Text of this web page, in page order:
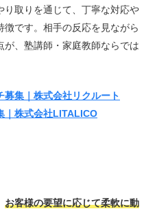
取りを通じて、丁寧な対応や
です。相手の反応を見ながら
、塾講師・家庭教師ならでは
募集｜株式会社リクルート
｜株式会社LITALICO
お客様の要望に応じて柔軟に動